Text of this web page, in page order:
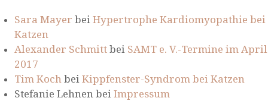
Sara Mayer bei Hypertrophe Kardiomyopathie bei
Katzen
Alexander Schmitt bei SAMT e. V.-Termine im April
2017
Tim Koch bei Kippfenster-Syndrom bei Katzen
Stefanie Lehnen bei Impressum